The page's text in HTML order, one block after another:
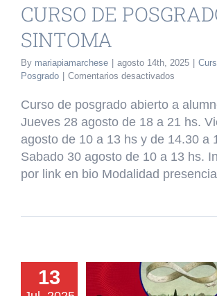
CURSO DE
SINTOMA
By mariapiamarchese agosto 14th, 2025
Posgrado
Comentarios desactivados
DE
EL
SINTOMA
Curso de posgrado abierto a
Jueves 28 agosto de 18 a 21 hs.
agosto de 10 a 13 hs y de 14.30 a
Sabado 30 agosto de 10 a 13 hs.
por link en bio Modalidad presencial
13